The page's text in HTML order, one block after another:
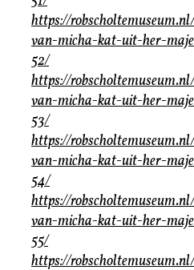
https://
van-micha-kat-uit-her-
52/
https://
van-micha-kat-uit-her-
53/
https://
van-micha-kat-uit-her-
54/
https://
van-micha-kat-uit-her-
55/
https://